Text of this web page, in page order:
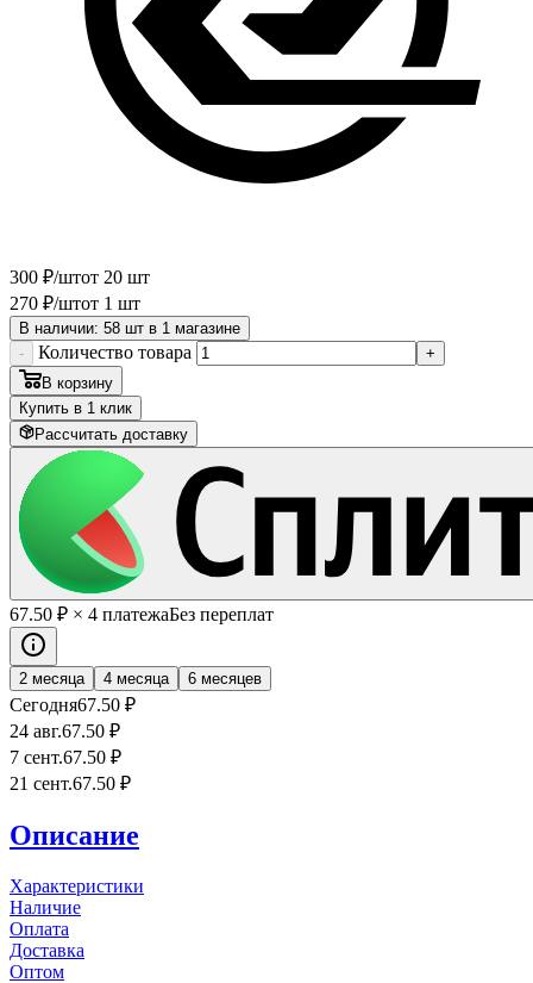
300 ₽/штот 20 шт
270 ₽/штот 1 шт
В наличии: 58 шт в 1 магазине
-
Количество товара
+
В корзину
Купить в 1 клик
Рассчитать доставку
67.50 ₽ × 4 платежаБез переплат
2 месяца 4 месяца 6 месяцев
Сегодня67.50 ₽
24 авг.67.50 ₽
7 сент.67.50 ₽
21 сент.67.50 ₽
Описание
Характеристики
Наличие
Оплата
Доставка
Оптом